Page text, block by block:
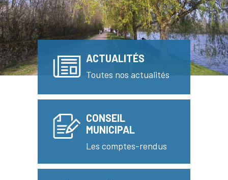
ACTUALITÉS
Toutes nos actualités
CONSEIL
MUNICIPAL
Les comptes-rendus